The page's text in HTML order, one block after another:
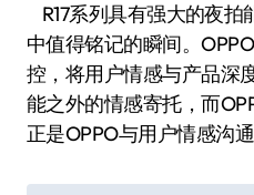
R17系列具有强大的夜
中值得铭记的瞬间。
控，将用户情感与产品深
能之外的情感寄托，而
正是OPPO与用户情感沟通